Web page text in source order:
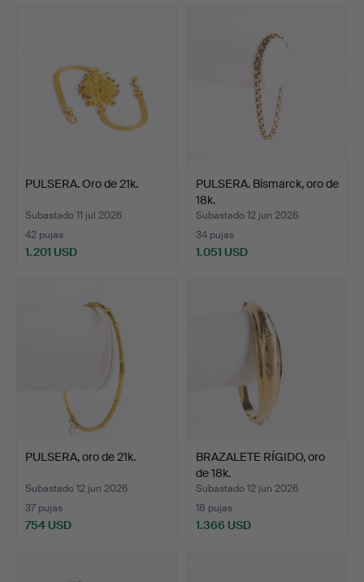
PULSERA. Oro de 21k.
Subastado 11 jul 2026
42 pujas
1.201 USD
PULSERA. Bismarck, oro de
18k.
Subastado 12 jun 2026
34 pujas
1.051 USD
PULSERA, oro de 21k.
Subastado 12 jun 2026
37 pujas
754 USD
BRAZALETE RÍGIDO, oro
de 18k.
Subastado 12 jun 2026
18 pujas
1.366 USD